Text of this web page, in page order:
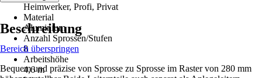
Heimwerker, Profi, Privat
Material
Aluminium
Anzahl Sprossen/Stufen
8
Arbeitshöhe
4,6 m
Beschreibung
Bereich überspringen
Bequem und präzise von Sprosse zu Sprosse im Raster von 280 mm